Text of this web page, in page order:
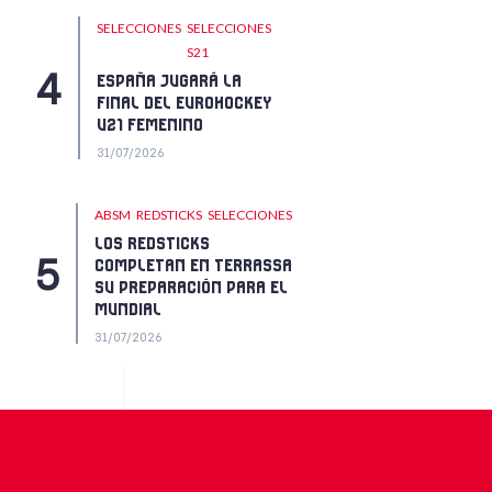
SELECCIONES SELECCIONES
S21
ESPAÑA JUGARÁ LA
FINAL DEL EUROHOCKEY
U21 FEMENINO
31/07/2026
ABSM REDSTICKS SELECCIONES
LOS REDSTICKS
COMPLETAN EN TERRASSA
SU PREPARACIÓN PARA EL
MUNDIAL
31/07/2026